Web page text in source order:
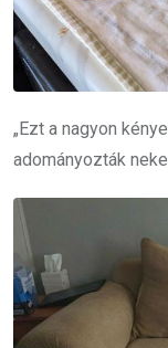
„Ezt a nagyon
adományozták